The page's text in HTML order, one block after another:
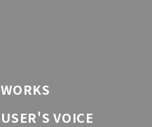
WORKS
USER'S VOICE